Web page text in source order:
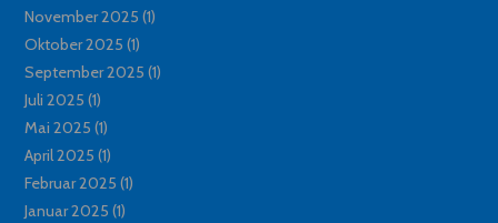
November 2025 (1)
Oktober 2025 (1)
September 2025 (1)
Juli 2025 (1)
Mai 2025 (1)
April 2025 (1)
Februar 2025 (1)
Januar 2025 (1)